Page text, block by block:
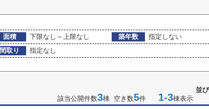
面積 下限なし～上限なし 築年数
指定しない
間取り
指定なし
並
該当公開件数3棟 空き数5件 1-3棟表示